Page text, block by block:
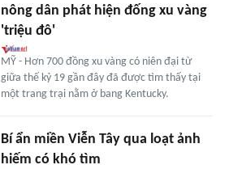
nông dân phát hiện đống xu vàng
'triệu đô'
MỸ - Hơn 700 đồng xu vàng có niên đại từ
giữa thế kỷ 19 gần đây đã được tìm thấy tại
một trang trại nằm ở bang Kentucky.
Bí ẩn miền Viễn Tây qua loạt ảnh
hiếm có khó tìm